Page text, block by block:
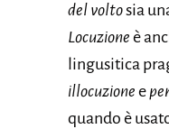
del voltosia
Locuzione è
lingusitica
illocuzione e
quando è